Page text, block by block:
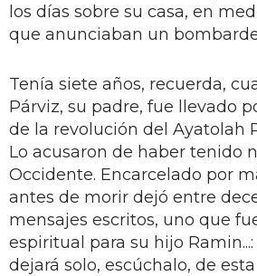
los días sobre su casa, en
que anunciaban un
Tenía siete años, recuerda,
Párviz, su padre, fue llevado
de la revolución del Ayatolah
Lo acusaron de haber tenido
Occidente. Encarcelado por
antes de morir dejó entre
mensajes escritos, uno que
espiritual para su hijo
dejará solo, escúchalo, de